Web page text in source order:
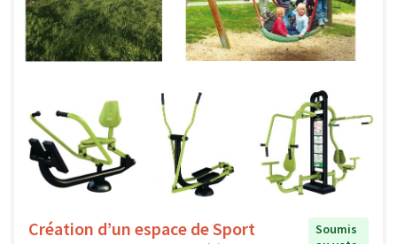
Création d’un espace de Sport
Soumis